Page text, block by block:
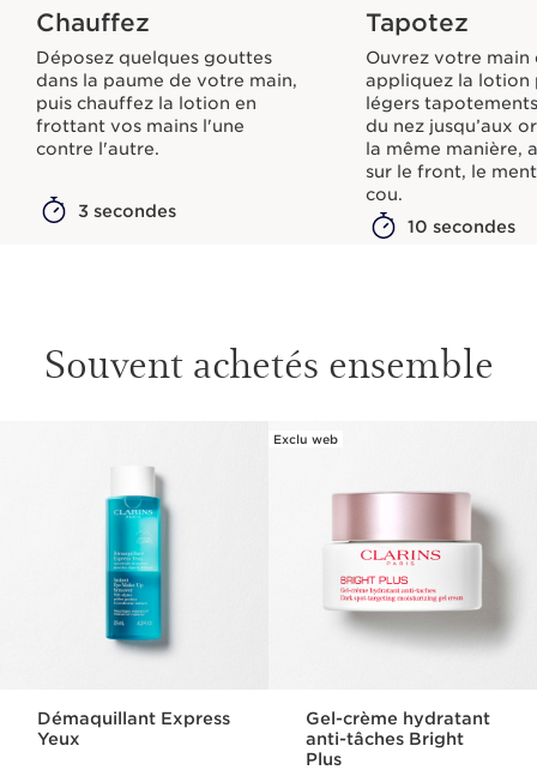
Chauffez
Déposez quelques gouttes
dans la paume de votre main,
puis chauffez la lotion en
frottant vos mains l'une
contre l'autre.
3 secondes
Tapotez
Ouvrez votre main
appliquez la lotion
légers
du nez jusqu’aux
la même manière,
sur le front, le
cou.
10 secondes
Souvent achetés ensemble
Démaquillant Express
Yeux
Exclu web
Gel-crème hydratant
anti-tâches Bright
Plus